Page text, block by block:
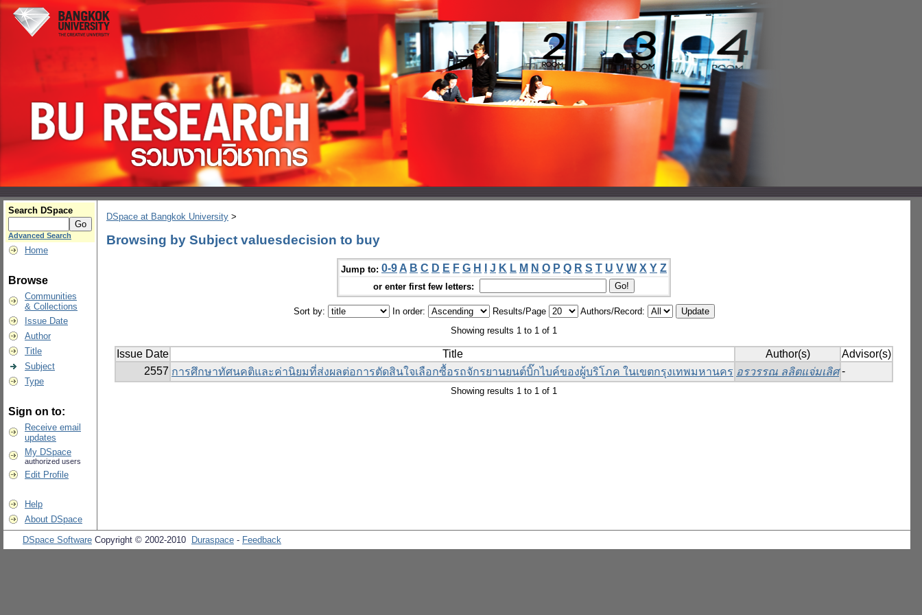
Search DSpace
Advanced Search
Home
Browse
Communities
& Collections
Issue Date
Author
Title
Subject
Type
Sign on to:
Receive email
updates
My DSpace
authorized users
Edit Profile
Help
About DSpace
DSpace at Bangkok University >
Browsing by Subject valuesdecision to buy
Jump to: 0-9 A B C D E F G H J K L M N O P Q R S T U V W X Y Z
or enter first few letters:
Sort by: In order: Results/Page
Authors/Record:
Showing results 1 to 1 of 1
Issue Date Title Author(s)
Advisor(s)
2557 การศึกษาทัศนคติและค่านิยมที่ส่งผลต่อการตัดสินใจเลือกซื้อรถจักรยานยนต์บิ๊กไบค์ของผู้บริโภค ในเขตกรุงเทพมหานคร อรวรรณ ลลิตแจ่มเลิศ -
Showing results 1 to 1 of 1
DSpace Software Copyright © 2002-2010 Duraspace - Feedback